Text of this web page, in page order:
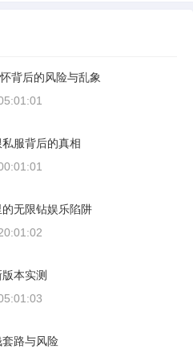
背后的风险与乱象
服背后的真相
无限钻娱乐陷阱
本实测
路与风险